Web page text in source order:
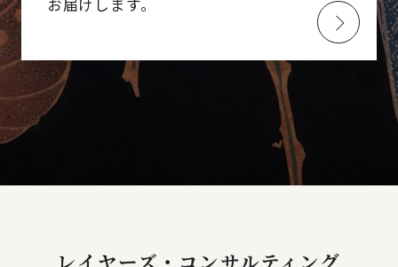
お届けします。